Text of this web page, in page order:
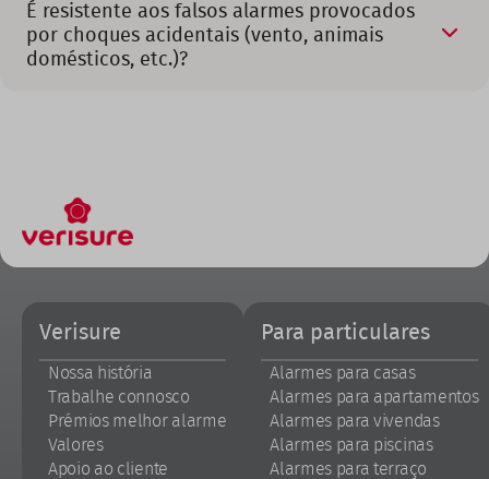
É resistente aos falsos alarmes provocados
por choques acidentais (vento, animais
domésticos, etc.)?
Verisure
Nossa história
Trabalhe connosco
Prémios melhor alarme
Valores
Apoio ao cliente
Para particulares
Alarmes para casas
Alarmes para apartamentos
Alarmes para vivendas
Alarmes para piscinas
Alarmes para terraço